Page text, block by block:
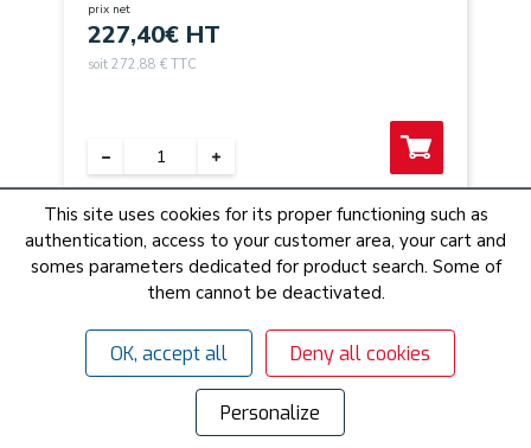
prix net
227,40€ HT
soit 272,88 € TTC
This site uses cookies for its proper functioning such as
authentication, access to your customer area, your cart and
somes parameters dedicated for product search. Some of
them cannot be deactivated.
OK, accept all Deny all cookies
Personalize